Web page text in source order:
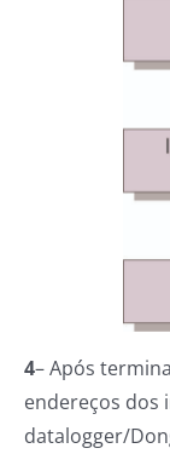
4– Após
endereços dos
datalogger/